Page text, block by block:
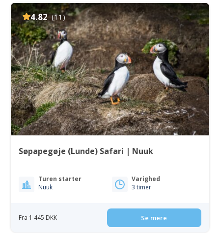
4.82 (11)
Søpapegøje (Lunde) Safari | Nuuk
Turen starter
Nuuk
Varighed
3 timer
Fra 1 445 DKK Se mere